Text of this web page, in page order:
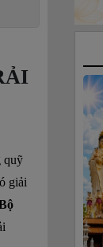
quỹ
giải